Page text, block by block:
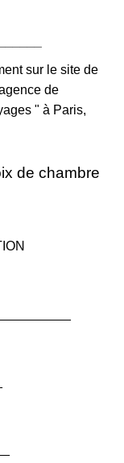
sur le site de
de
" à Paris,
de chambre